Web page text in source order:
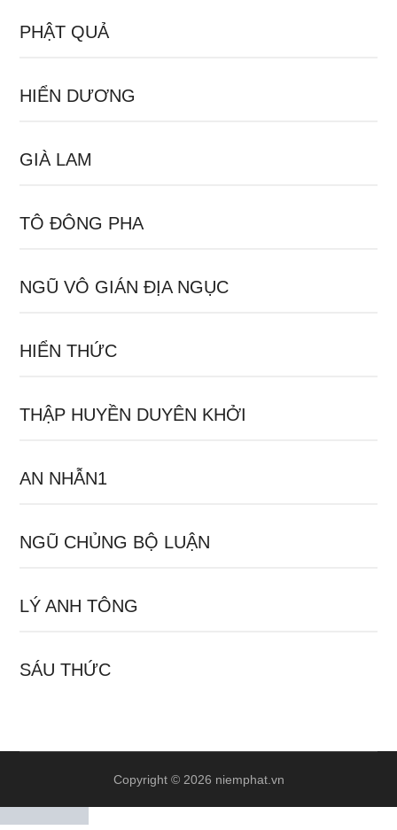
PHẬT QUẢ
HIỂN DƯƠNG
GIÀ LAM
TÔ ĐÔNG PHA
NGŨ VÔ GIÁN ĐỊA NGỤC
HIỂN THỨC
THẬP HUYỀN DUYÊN KHỞI
AN NHẪN1
NGŨ CHỦNG BỘ LUẬN
LÝ ANH TÔNG
SÁU THỨC
Copyright © 2026 niemphat.vn